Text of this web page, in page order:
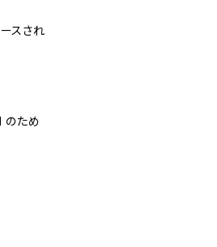
スされ
ため